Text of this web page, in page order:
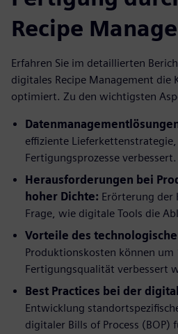
Recipe
Erfahren Sie im detaillierten
digitales Recipe Management die
optimiert. Zu den wichtigsten
effiziente
Fertigungsprozesse verbessert.
Herausforderungen bei
hoher Dichte: Erörterung der
Frage, wie digitale Tools die
Vorteile des
Produktionskosten können um
Fertigungsqualität verbessert
Best Practices bei der
Entwicklung
digitaler Bills of Process (BOP)